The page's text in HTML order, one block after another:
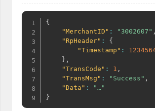
{
"MerchantID" : "3002607" ,
"RpHeader" :
{
"Timestamp" :
} ,
"TransCode" : 1 ,
"TransMsg" : "Success" ,
"Data" :
"…"
}